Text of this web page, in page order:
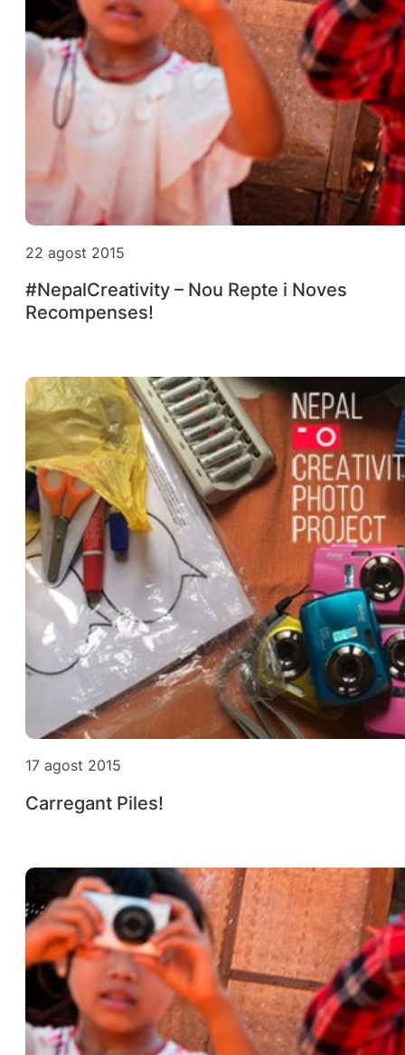
22 agost 2015
#NepalCreativity – Nou Repte i Noves
Recompenses!
17 agost 2015
Carregant Piles!